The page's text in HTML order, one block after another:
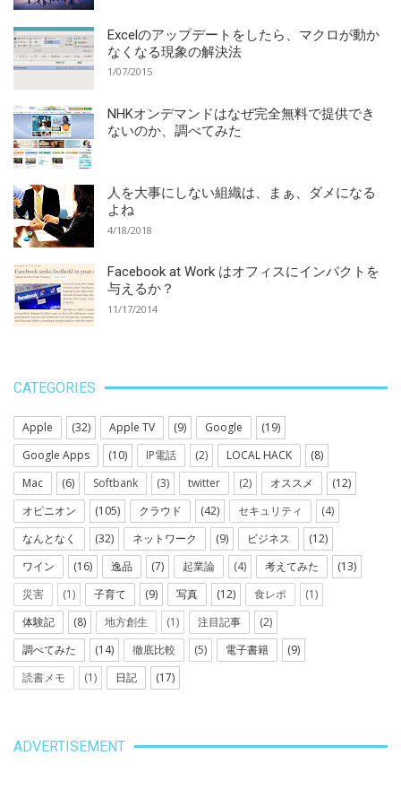
Excelのアップデートをしたら、マクロが動か
なくなる現象の解決法
1/07/2015
NHKオンデマンドはなぜ完全無料で提供でき
ないのか、調べてみた
人を大事にしない組織は、まぁ、ダメになる
よね
4/18/2018
Facebook at Work はオフィスにインパクトを
与えるか？
11/17/2014
CATEGORIES
Apple (32) Apple TV (9) Google
(19)
Google Apps
(10) IP電話 (2) LOCAL HACK
(8)
Mac
(6) Softbank (3) twitter (2) オススメ
(12)
オピニオン
(105) クラウド (42) セキュリティ
(4)
なんとなく
(32) ネットワーク (9) ビジネス
(12)
ワイン
(16) 逸品 (7) 起業論 (4) 考えてみた
(13)
災害
(1) 子育て (9) 写真 (12) 食レポ
(1)
体験記
(8) 地方創生 (1) 注目記事
(2)
調べてみた
(14) 徹底比較 (5) 電子書籍
(9)
読書メモ
(1) 日記 (17)
ADVERTISEMENT